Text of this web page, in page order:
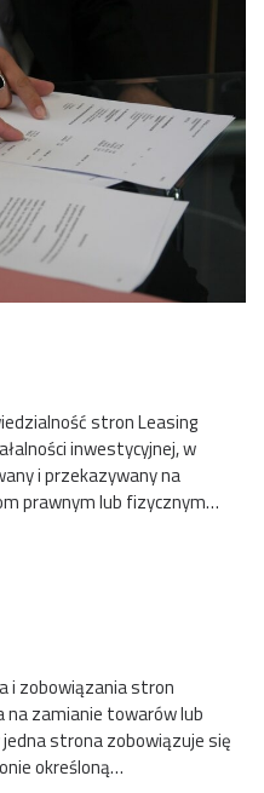
stron Leasing
inwestycyjnej, w
i przekazywany na
prawnym lub fizycznym…
i zobowiązania stron
na zamianie towarów lub
strona zobowiązuje się
określoną…